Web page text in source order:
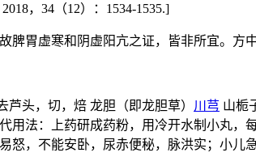
，34（12）：1534-1535.]
脾胃虚寒和阴虚阳亢之证，皆非所宜。方
头，切，焙 龙胆（即龙胆草） 川芎 山栀
用法：上药研成药粉，用冷开水制小丸
怒，不能安卧，尿赤便秘，脉洪实；小儿